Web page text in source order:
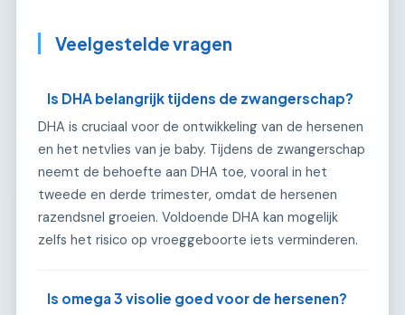
Veelgestelde vragen
Is DHA belangrijk tijdens de zwangerschap?
DHA is cruciaal voor de ontwikkeling van de hersenen
en het netvlies van je baby. Tijdens de zwangerschap
neemt de behoefte aan DHA toe, vooral in het
tweede en derde trimester, omdat de hersenen
razendsnel groeien. Voldoende DHA kan mogelijk
zelfs het risico op vroeggeboorte iets verminderen.
Is omega 3 visolie goed voor de hersenen?